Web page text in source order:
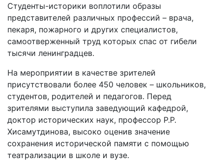
Студенты-историки воплотили образы
представителей различных профессий – врача,
пекаря, пожарного и других специалистов,
самоотверженный труд которых спас от гибели
тысячи ленинградцев.
На мероприятии в качестве зрителей
присутствовали более 450 человек – школьников,
студентов, родителей и педагогов. Перед
зрителями выступила заведующий кафедрой,
доктор исторических наук, профессор Р.Р.
Хисамутдинова, высоко оценив значение
сохранения исторической памяти с помощью
театрализации в школе и вузе.